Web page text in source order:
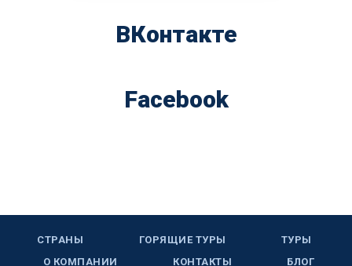
ВКонтакте
Facebook
СТРАНЫ ГОРЯЩИЕ ТУРЫ
ТУРЫ
О КОМПАНИИ
КОНТАКТЫ БЛОГ